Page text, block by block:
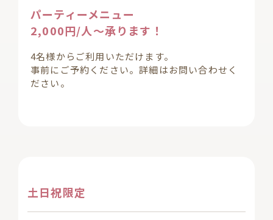
パーティーメニュー
2,000円/人〜承ります！
4名様からご利用いただけます。
事前にご予約ください。詳細はお問い合わせく
ださい。
土日祝限定